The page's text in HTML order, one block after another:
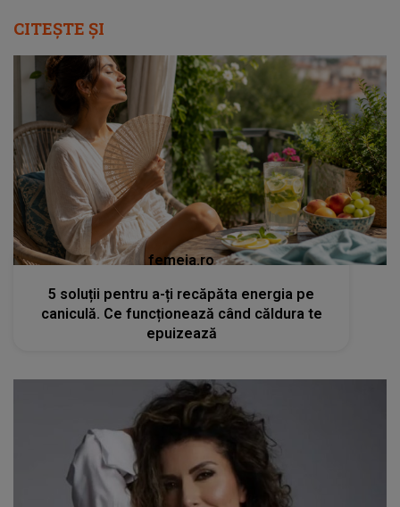
CITEȘTE ȘI
femeia.ro
5 soluții pentru a-ți recăpăta energia pe
caniculă. Ce funcționează când căldura te
epuizează